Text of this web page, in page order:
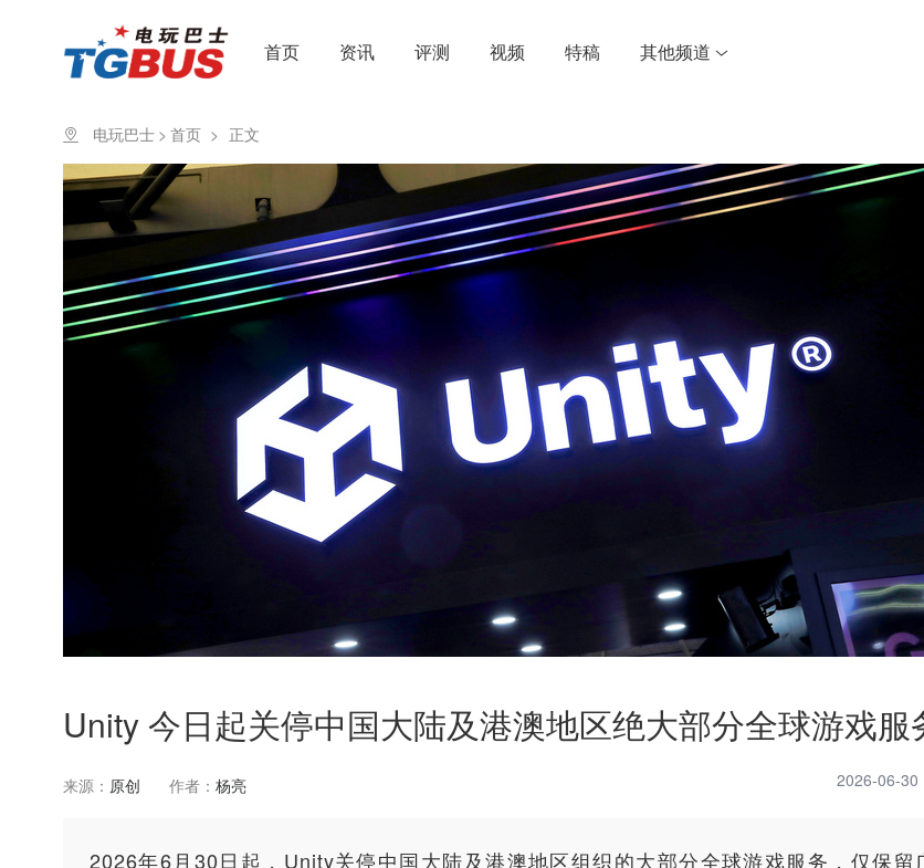
首页 资讯 评测 视频 特稿 其他频道
电玩巴士 > 首页 > 正文
Unity 今日起关停中国大陆及港澳地区绝大部分全球游戏服
来源： 原创 作者： 杨亮 2026-06-30
2026年6月30日起，Unity关停中国大陆及港澳地区组织的大部分全球游戏服务，仅保留